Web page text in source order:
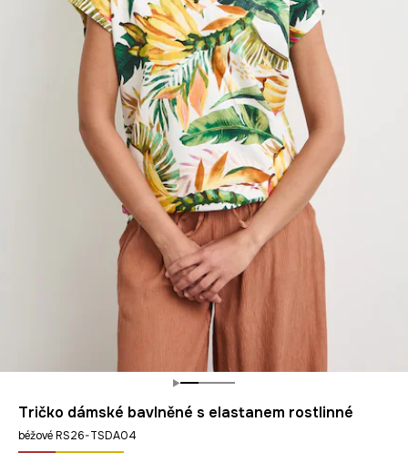
Tričko dámské bavlněné s elastanem rostlinné
béžové RS26-TSDA04